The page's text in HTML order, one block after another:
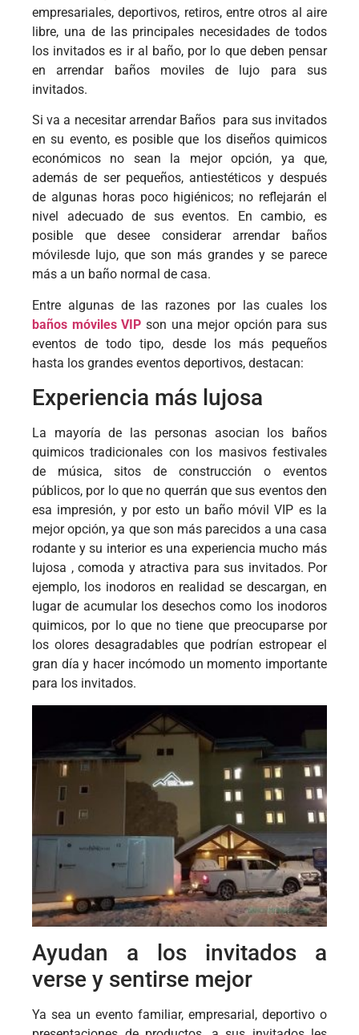
empresariales, deportivos, retiros, entre otros al aire
libre, una de las principales necesidades de todos
los invitados es ir al baño, por lo que deben pensar
en arrendar baños moviles de lujo para sus
invitados.
Si va a necesitar arrendar Baños para sus invitados
en su evento, es posible que los diseños quimicos
económicos no sean la mejor opción, ya que,
además de ser pequeños, antiestéticos y después
de algunas horas poco higiénicos; no reflejarán el
nivel adecuado de sus eventos. En cambio, es
posible que desee considerar arrendar baños
móvilesde lujo, que son más grandes y se parece
más a un baño normal de casa.
Entre algunas de las razones por las cuales los
baños móviles VIP son una mejor opción para sus
eventos de todo tipo, desde los más pequeños
hasta los grandes eventos deportivos, destacan:
Experiencia más lujosa
La mayoría de las personas asocian los baños
quimicos tradicionales con los masivos festivales
de música, sitos de construcción o eventos
públicos, por lo que no querrán que sus eventos den
esa impresión, y por esto un baño móvil VIP es la
mejor opción, ya que son más parecidos a una casa
rodante y su interior es una experiencia mucho más
lujosa , comoda y atractiva para sus invitados. Por
ejemplo, los inodoros en realidad se descargan, en
lugar de acumular los desechos como los inodoros
quimicos, por lo que no tiene que preocuparse por
los olores desagradables que podrían estropear el
gran día y hacer incómodo un momento importante
para los invitados.
Ayudan a los invitados a
verse y sentirse mejor
Ya sea un evento familiar, empresarial, deportivo o